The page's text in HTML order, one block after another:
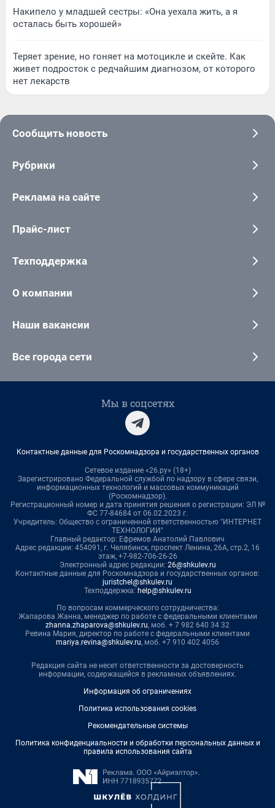
Накипело у младшей сестры: «Она уехала жить, а я
осталась быть хорошей»
Теряет зрение, но гоняет на мотоцикле и скейте. Как
живет подросток с редчайшим диагнозом, от которого
нет лекарств
Сообщить новость
Рубрики
Реклама на сайте
Прайс-лист
Техподдержка
О компании
Наши вакансии
Все города сети
Мы в соцсетях
Контактные данные для Роскомнадзора и государственных органов
Сетевое издание «26.ру» (18+)
Зарегистрировано Федеральной службой по надзору в сфере связи,
информационных технологий и массовых коммуникаций
(Роскомнадзор).
Регистрационный номер и дата принятия решения о регистрации: ЭЛ №
ФС 77-84684 от 06.02.2023 г.
Учредитель: Общество с ограниченной ответственностью "ИНТЕРНЕТ
ТЕХНОЛОГИИ"
Главный редактор: Ефремов Анатолий Павлович
Адрес редакции: 454091, г. Челябинск, проспект Ленина, 26А, стр.2, 16
этаж, +7-982-706-26-26
Электронный адрес редакции: 26@shkulev.ru
Контактные данные для Роскомнадзора и государственных органов:
juristchel@shkulev.ru
Техподдержка: help@shkulev.ru
По вопросам коммерческого сотрудничества:
Жапарова Жанна, менеджер по работе с федеральными клиентами
zhanna.zhaparova@shkulev.ru, моб. + 7 982 640 34 32
Ревина Мария, директор по работе с федеральными клиентами
mariya.revina@shkulev.ru, моб. +7 910 402 4056
Редакция сайта не несет ответственности за достоверность
информации, содержащейся в рекламных объявлениях.
Информация об ограничениях
Политика использования cookies
Рекомендательные системы
Политика конфиденциальности и обработки персональных данных и
правила использования сайта